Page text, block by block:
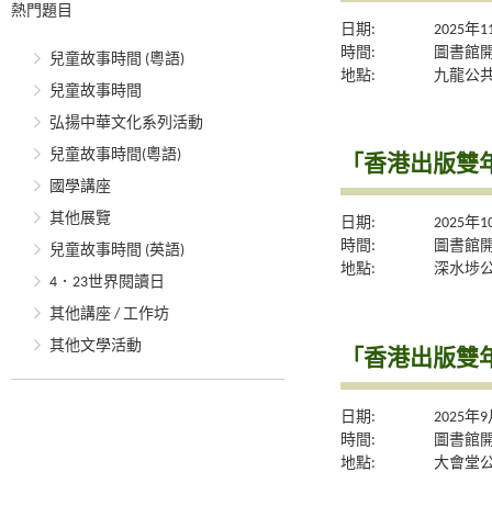
熱門題目
兒童故事時間 (粵語)
兒童故事時間
弘揚中華文化系列活動
兒童故事時間(粵語)
國學講座
其他展覽
兒童故事時間 (英語)
4．23世界閱讀日
其他講座 / 工作坊
其他文學活動
日期:
2025年
時間:
圖書館
地點:
九龍公
「香港出版
日期:
2025年
時間:
圖書館
地點:
深水埗
「香港出版
日期:
2025年
時間:
圖書館
地點:
大會堂